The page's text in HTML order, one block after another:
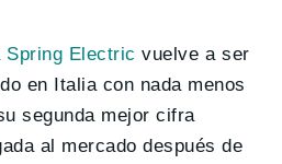
Spring Electric vuelve a ser
en Italia con nada menos
segunda mejor cifra
al mercado después de